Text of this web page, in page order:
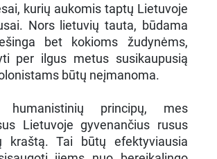
kurių aukomis taptų Lietuvoje
Nors lietuvių tauta, būdama
bet kokioms žudynėms,
per ilgus metus susikaupusią
būtų neįmanoma.
principų, mes
Lietuvoje gyvenančius rusus
kraštą. Tai būtų efektyviausia